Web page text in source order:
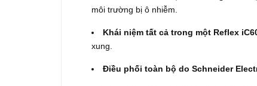
môi trường bị ô nhiễm.
Khái niệm tất cả trong một Reflex
xung.
Điều phối toàn bộ do Schneider